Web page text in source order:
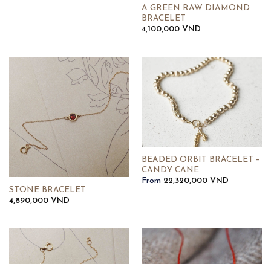
A GREEN RAW DIAMOND
BRACELET
4,100,000 VND
STONE BRACELET
4,890,000 VND
BEADED ORBIT BRACELET –
CANDY CANE
From 22,320,000 VND